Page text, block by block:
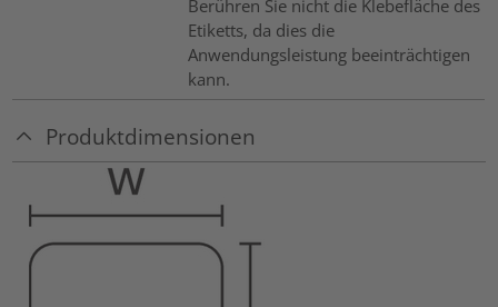
Berühren Sie nicht die Klebefläche des
Etiketts, da dies die
Anwendungsleistung beeinträchtigen
kann.
Produktdimensionen